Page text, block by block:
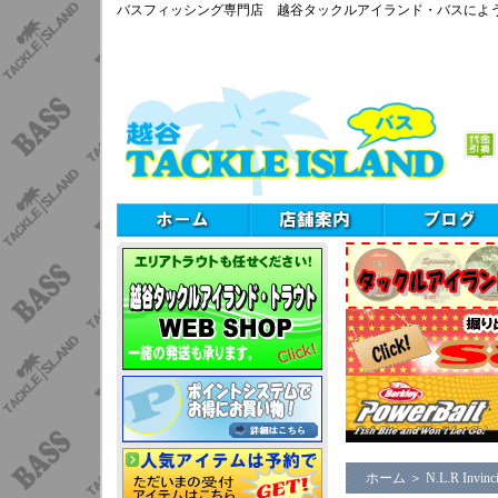
バスフィッシング専門店 越谷タックルアイランド・バスによ
ホーム ＞ N.L.R